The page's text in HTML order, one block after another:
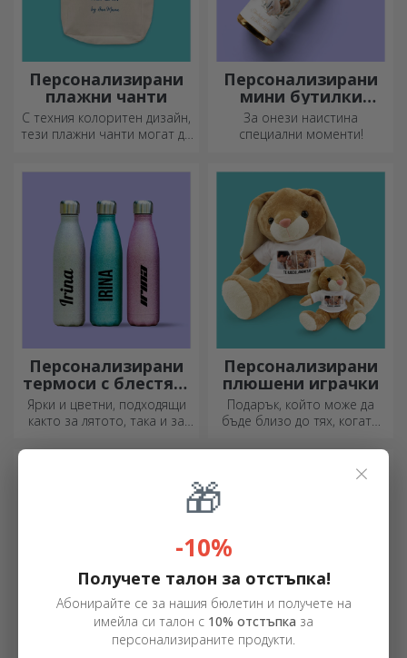
Персонализирани
плажни чанти
С техния колоритен дизайн,
тези плажни чанти могат да
колекция от чанти.
Персонализирани
мини бутилки
пенливо вино
За онези наистина
специални моменти!
Персонализирани
термоси с блестящ
дизайн
Ярки и цветни, подходящи
както за лятото, така и за
за персонализиране и
Персонализирани
плюшени играчки
Подарък, който може да
бъде близо до тях, когато
персонализираните
плюшени играчки, идеални
Персонализирани Държачи за
×
🎁
-10%
Получете талон за отстъпка!
Абонирайте се за нашия бюлетин и получете на
имейла си талон с 10% отстъпка за
персонализираните продукти.